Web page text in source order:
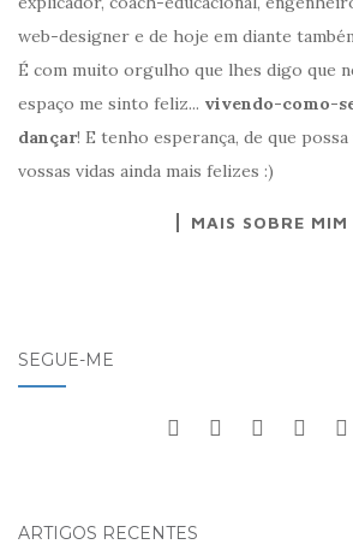
web-designer e de hoje em diante
É com muito orgulho que lhes digo que
espaço me sinto feliz... vivendo-como-
dançar! E tenho esperança, de que
vossas vidas ainda mais felizes :)
MAIS SOBRE MIM
SEGUE-ME
ARTIGOS RECENTES